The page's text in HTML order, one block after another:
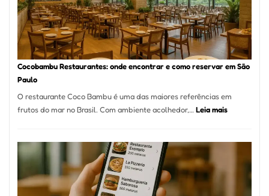
São
Paulo:
Um
Guia
Definitivo
Alta
Gastronomia
Cocobambu Restaurantes: onde encontrar e como reservar em São
Paulo
O restaurante Coco Bambu é uma das maiores referências em
frutos do mar no Brasil. Com ambiente acolhedor,…Leia mais:
encontrar